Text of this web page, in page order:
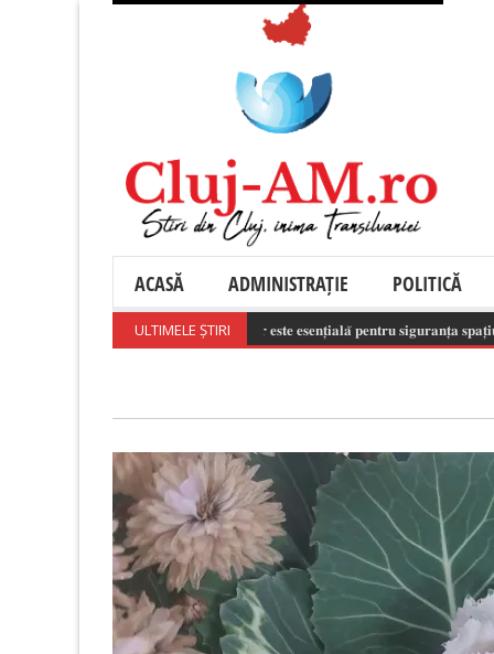
ACASĂ ADMINISTRAȚIE POLITICĂ
ULTIMELE ȘTIRI
𝐔𝐭𝐢𝐥𝐢𝐳𝐚𝐫𝐞𝐚 𝐫𝐞𝐬𝐩𝐨𝐧𝐬𝐚𝐛𝐢𝐥𝐚̆ 𝐚 𝐝𝐫𝐨𝐧𝐞𝐥𝐨𝐫 𝐞𝐬𝐭𝐞 𝐞𝐬𝐞𝐧𝐭̦𝐢𝐚𝐥𝐚̆ 𝐩𝐞𝐧𝐭𝐫𝐮 𝐬𝐢𝐠𝐮𝐫𝐚𝐧𝐭̦𝐚 𝐬𝐩𝐚𝐭̦𝐢𝐮𝐥𝐮𝐢